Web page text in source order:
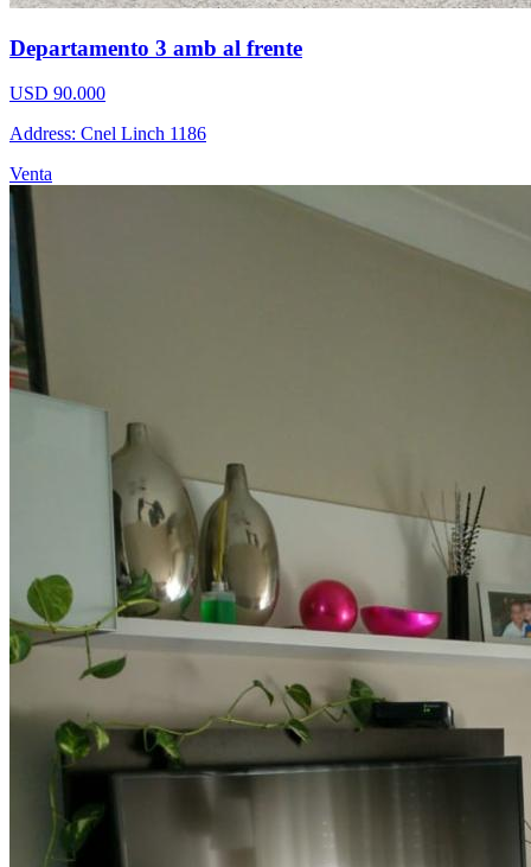
Departamento 3 amb al frente
USD 90.000
Address: Cnel Linch 1186
Venta